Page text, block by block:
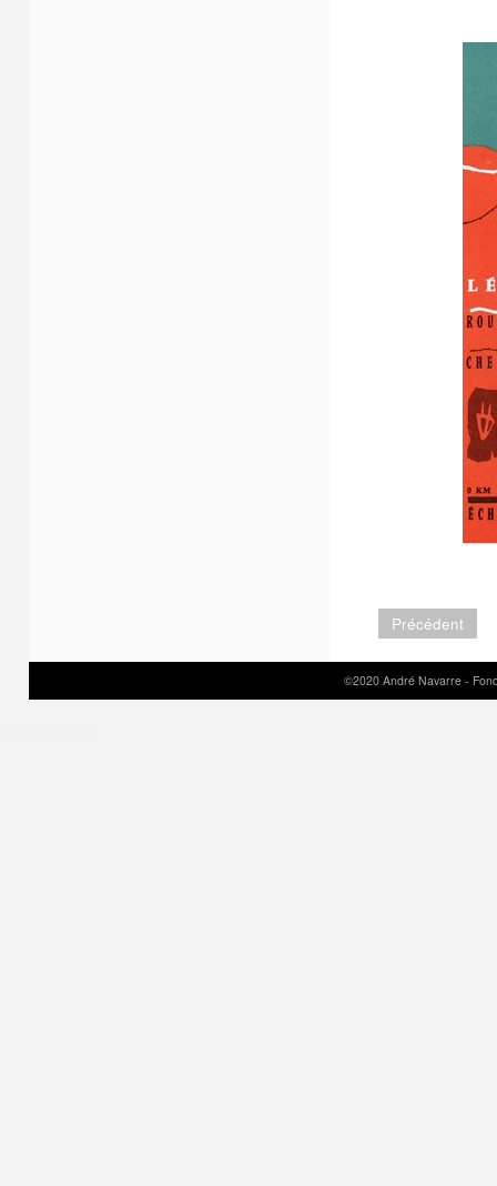
Précédent
©2020 André Navarre -